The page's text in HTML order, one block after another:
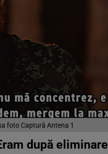
foto Captură Antena 1
după eliminare